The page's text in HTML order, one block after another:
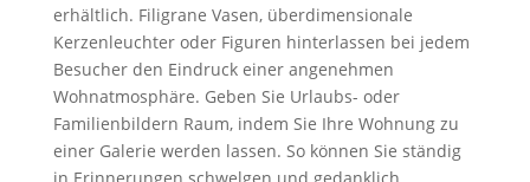
erhältlich. Filigrane Vasen, überdimensionale
Kerzenleuchter oder Figuren hinterlassen bei jedem
Besucher den Eindruck einer angenehmen
Wohnatmosphäre. Geben Sie Urlaubs- oder
Familienbildern Raum, indem Sie Ihre Wohnung zu
einer Galerie werden lassen. So können Sie ständig